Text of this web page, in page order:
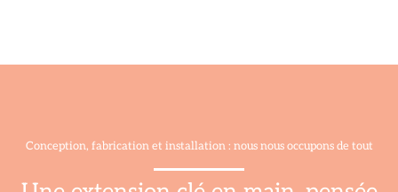
Conception, fabrication et installation : nous nous occupons de tout